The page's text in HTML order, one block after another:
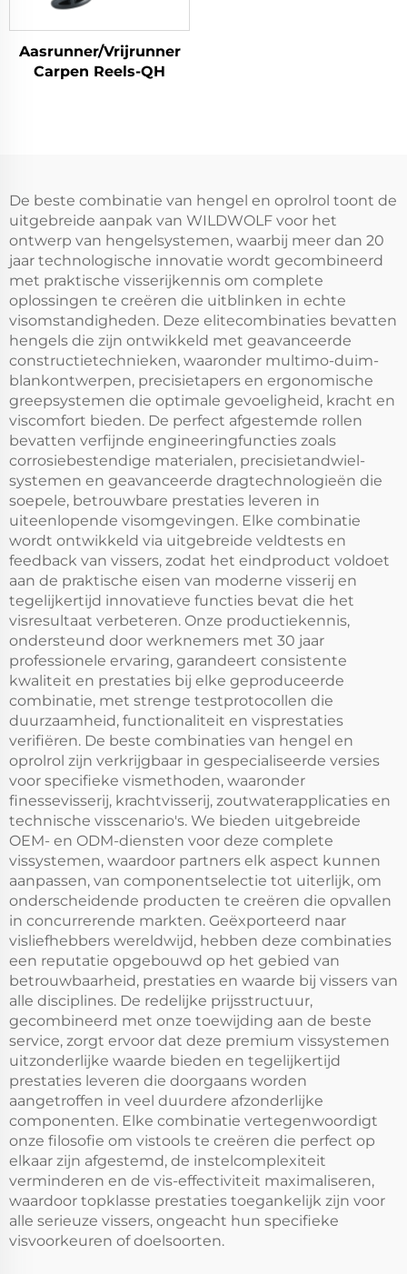
Aasrunner/Vrijrunner
Carpen Reels-QH
De beste combinatie van hengel en oprolrol toont de
uitgebreide aanpak van WILDWOLF voor het
ontwerp van hengelsystemen, waarbij meer dan 20
jaar technologische innovatie wordt gecombineerd
met praktische visserijkennis om complete
oplossingen te creëren die uitblinken in echte
visomstandigheden. Deze elitecombinaties bevatten
hengels die zijn ontwikkeld met geavanceerde
constructietechnieken, waaronder multimo-duim-
blankontwerpen, precisietapers en ergonomische
greepsystemen die optimale gevoeligheid, kracht en
viscomfort bieden. De perfect afgestemde rollen
bevatten verfijnde engineeringfuncties zoals
corrosiebestendige materialen, precisietandwiel-
systemen en geavanceerde dragtechnologieën die
soepele, betrouwbare prestaties leveren in
uiteenlopende visomgevingen. Elke combinatie
wordt ontwikkeld via uitgebreide veldtests en
feedback van vissers, zodat het eindproduct voldoet
aan de praktische eisen van moderne visserij en
tegelijkertijd innovatieve functies bevat die het
visresultaat verbeteren. Onze productiekennis,
ondersteund door werknemers met 30 jaar
professionele ervaring, garandeert consistente
kwaliteit en prestaties bij elke geproduceerde
combinatie, met strenge testprotocollen die
duurzaamheid, functionaliteit en visprestaties
verifiëren. De beste combinaties van hengel en
oprolrol zijn verkrijgbaar in gespecialiseerde versies
voor specifieke vismethoden, waaronder
finessevisserij, krachtvisserij, zoutwaterapplicaties en
technische visscenario's. We bieden uitgebreide
OEM- en ODM-diensten voor deze complete
vissystemen, waardoor partners elk aspect kunnen
aanpassen, van componentselectie tot uiterlijk, om
onderscheidende producten te creëren die opvallen
in concurrerende markten. Geëxporteerd naar
visliefhebbers wereldwijd, hebben deze combinaties
een reputatie opgebouwd op het gebied van
betrouwbaarheid, prestaties en waarde bij vissers van
alle disciplines. De redelijke prijsstructuur,
gecombineerd met onze toewijding aan de beste
service, zorgt ervoor dat deze premium vissystemen
uitzonderlijke waarde bieden en tegelijkertijd
prestaties leveren die doorgaans worden
aangetroffen in veel duurdere afzonderlijke
componenten. Elke combinatie vertegenwoordigt
onze filosofie om vistools te creëren die perfect op
elkaar zijn afgestemd, de instelcomplexiteit
verminderen en de vis-effectiviteit maximaliseren,
waardoor topklasse prestaties toegankelijk zijn voor
alle serieuze vissers, ongeacht hun specifieke
visvoorkeuren of doelsoorten.